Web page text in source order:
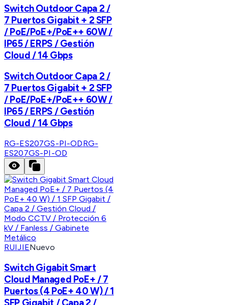
Switch Outdoor Capa 2 /
7 Puertos Gigabit + 2 SFP
/ PoE/PoE+/PoE++ 60W /
IP65 / ERPS / Gestión
Cloud / 14 Gbps
Switch Outdoor Capa 2 /
7 Puertos Gigabit + 2 SFP
/ PoE/PoE+/PoE++ 60W /
IP65 / ERPS / Gestión
Cloud / 14 Gbps
RG-ES207GS-PI-ODRG-
ES207GS-PI-OD
RUIJIENuevo
Switch Gigabit Smart
Cloud Managed PoE+ / 7
Puertos (4 PoE+ 40 W) / 1
SFP Gigabit / Capa 2 /